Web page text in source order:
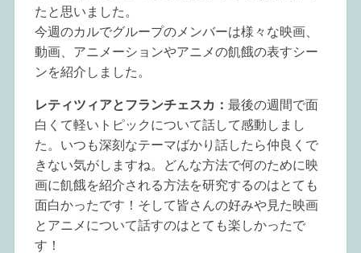
たと思いました。
今週のカルでグループのメンバーは様々な映画、
動画、アニメーションやアニメの飢餓の表すシー
ンを紹介しました。
レティツィアとフランチェスカ： 最後の週間で面
白くて軽いトピックについて話して感動しまし
た。いつも深刻なテーマばかり話したら仲良くで
きない気がしますね。どんな方法で何のために映
画に飢餓を紹介される方法を研究するのはとても
面白かったです！そして皆さんの好みや見た映画
とアニメについて話すのはとても楽しかったで
す！